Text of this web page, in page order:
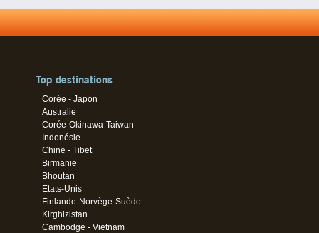
Top destinations
Corée - Japon
Australie
Corée-Okinawa-Taiwan
Indonésie
Chine - Tibet
Birmanie
Bhoutan
Etats-Unis
Finlande-Norvège-Suède
Kirghizistan
Cambodge - Vietnam